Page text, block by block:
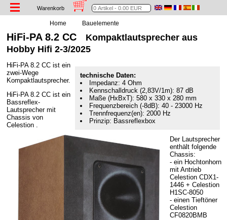
Warenkorb
Home Bauelemente
HiFi-PA 8.2 CC Kompaktlautsprecher aus
Hobby Hifi 2-3/2025
technische Daten:
Impedanz: 4 Ohm
Kennschalldruck (2,83V/1m): 87 dB
Maße (HxBxT): 580 x 330 x 280 mm
Frequenzbereich (-8dB): 40 - 23000 Hz
Trennfrequenz(en): 2000 Hz
Prinzip: Bassreflexbox
HiFi-PA 8.2 CC ist ein
zwei-Wege
Kompaktlautsprecher.
HiFi-PA 8.2 CC ist ein
Bassreflex-
Lautsprecher mit
Chassis von
Celestion .
Der Lautsprecher
enthält folgende
Chassis:
- ein Hochtonhorn
mit Antrieb
Celestion CDX1-
1446 + Celestion
H1SC-8050
- einen Tieftöner
Celestion
CF0820BMB